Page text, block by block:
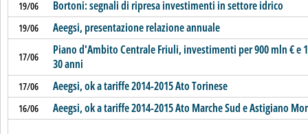
19/06 Bortoni: segnali di ripresa investimenti in settore idrico
19/06 Aeegsi, presentazione relazione annuale
17/06
Piano d'Ambito Centrale Friuli, investimenti per 900 mln € e
30 anni
17/06 Aeegsi, ok a tariffe 2014-2015 Ato Torinese
16/06 Aeegsi, ok a tariffe 2014-2015 Ato Marche Sud e Astigiano